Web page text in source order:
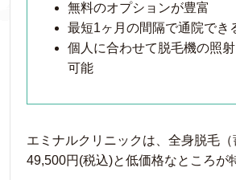
無料のオプションが豊富
最短1ヶ月の間隔で通院でき
個人に合わせて脱毛機の照
可能
エミナルクリニックは、全身脱毛（
49,500円(税込)と低価格なところが